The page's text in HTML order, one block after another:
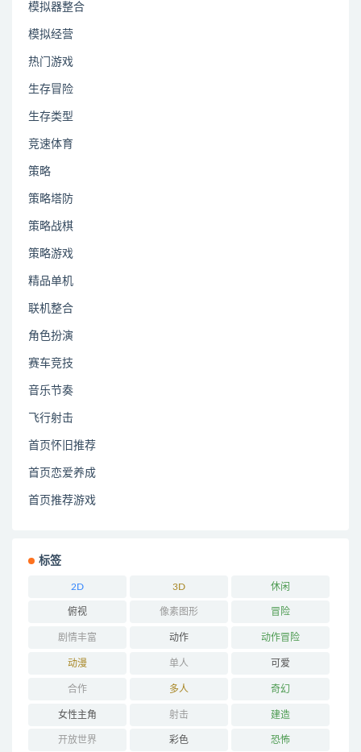
模拟器整合
模拟经营
热门游戏
生存冒险
生存类型
竞速体育
策略
策略塔防
策略战棋
策略游戏
精品单机
联机整合
角色扮演
赛车竞技
音乐节奏
飞行射击
首页怀旧推荐
首页恋爱养成
首页推荐游戏
标签
2D 3D 休闲
俯视 像素图形 冒险
剧情丰富 动作 动作冒险
动漫 单人 可爱
合作 多人 奇幻
女性主角 射击 建造
开放世界 彩色 恐怖